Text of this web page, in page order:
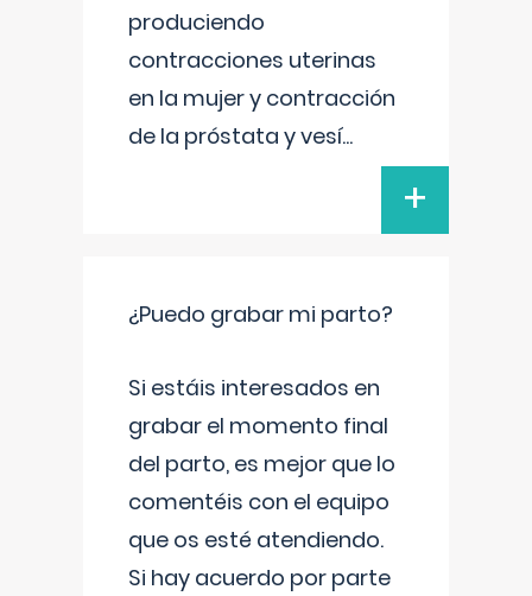
produciendo
contracciones uterinas
en la mujer y contracción
de la próstata y vesí...
+
¿Puedo grabar mi parto?
Si estáis interesados en
grabar el momento final
del parto, es mejor que lo
comentéis con el equipo
que os esté atendiendo.
Si hay acuerdo por parte